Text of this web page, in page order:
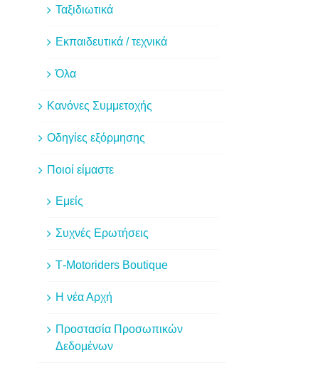
Ταξιδιωτικά
Εκπαιδευτικά / τεχνικά
Όλα
Κανόνες Συμμετοχής
Οδηγίες εξόρμησης
Ποιοί είμαστε
Εμείς
Συχνές Ερωτήσεις
Τ-Motoriders Boutique
H νέα Αρχή
Προστασία Προσωπικών
Δεδομένων